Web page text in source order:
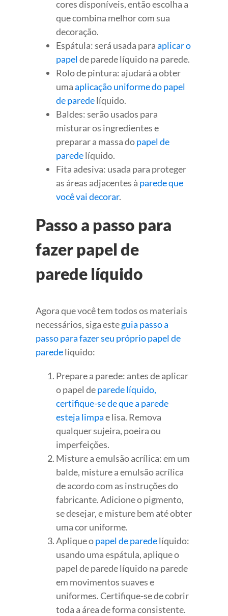
cores disponíveis, então escolha a
que combina melhor com sua
decoração.
Espátula: será usada paraaplicar o
papelde parede líquido na parede.
Rolo de pintura: ajudará a obter
umaaplicação uniforme do papel
de paredelíquido.
Baldes: serão usados para
misturar os ingredientes e
preparar a massa dopapel de
paredelíquido.
Fita adesiva: usada para proteger
as áreas adjacentes à parede que
você vai decorar.
Passo a passo para
fazer papel de
parede líquido
Agora que você tem todos os materiais
necessários, siga esteguia passo a
passo para fazer seu próprio papel de
paredelíquido:
Prepare a parede: antes de aplicar
o papel deparede líquido,
certifique-se de que a parede
esteja limpae lisa. Remova
qualquer sujeira, poeira ou
imperfeições.
Misture a emulsão acrílica: em um
balde, misture a emulsão acrílica
de acordo com as instruções do
fabricante. Adicione o pigmento,
se desejar, e misture bem até obter
uma cor uniforme.
Aplique opapel de paredelíquido:
usando uma espátula, aplique o
papel de parede líquido na parede
em movimentos suaves e
uniformes. Certifique-se de cobrir
toda a área de forma consistente.